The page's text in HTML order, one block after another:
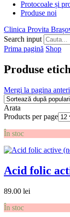
Protocoale și
Produse noi
Clinica Provita
Search input
Prima pagină Shop
Produse
Mergi la pagina
Arata
Products per page
În stoc
Acid folic
89.00 lei
În stoc